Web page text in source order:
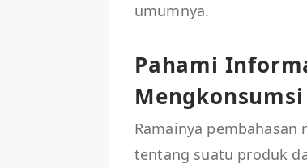
umumnya.
Pahami
Mengkonsumsi
Ramainya
tentang suatu produk